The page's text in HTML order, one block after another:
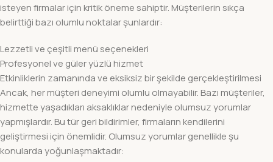
isteyen firmalar için kritik öneme sahiptir. Müşterilerin sıkça
belirttiği bazı olumlu noktalar şunlardır:
Lezzetli ve çeşitli menü seçenekleri
Profesyonel ve güler yüzlü hizmet
Etkinliklerin zamanında ve eksiksiz bir şekilde gerçekleştirilmesi
Ancak, her müşteri deneyimi olumlu olmayabilir. Bazı müşteriler,
hizmette yaşadıkları aksaklıklar nedeniyle olumsuz yorumlar
yapmışlardır. Bu tür geri bildirimler, firmaların kendilerini
geliştirmesi için önemlidir. Olumsuz yorumlar genellikle şu
konularda yoğunlaşmaktadır: